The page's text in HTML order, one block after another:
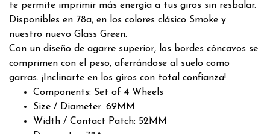
te permite imprimir más energía a tus giros sin resbalar.
Disponibles en 78a, en los colores clásico Smoke y
nuestro nuevo Glass Green.
Con un diseño de agarre superior, los bordes cóncavos se
comprimen con el peso, aferrándose al suelo como
garras. ¡Inclinarte en los giros con total confianza!
Components: Set of 4 Wheels
Size / Diameter: 69MM
Width / Contact Patch: 52MM